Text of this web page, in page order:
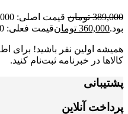
389,000 تومان
بود.360,000 تومانقیمت فعلی: 360,000 تومان.
همیشه اولین نفر باشید! برای
کالاها در خبرنامه ثبت‌نام کنید.
پشتیبانی
پرداخت آنلاین